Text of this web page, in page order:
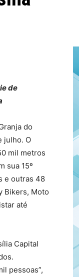
de
do
julho. O
mil metros
sua 15º
e outras 48
Bikers, Moto
até
Capital
pessoas”,